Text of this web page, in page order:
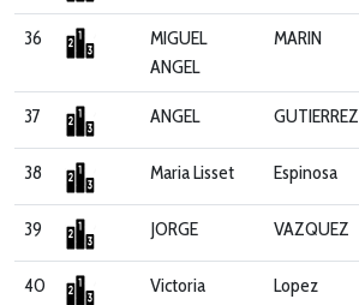
36
MIGUEL
ANGEL
MARIN
37 ANGEL GUTIERREZ
38 Maria Lisset Espinosa
39 JORGE VAZQUEZ
40 Victoria Lopez